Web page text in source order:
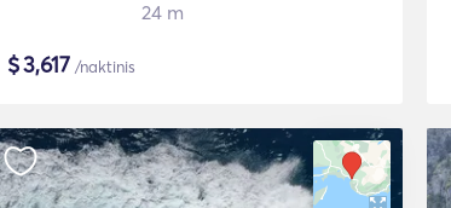
24 m
$3,617 /naktinis